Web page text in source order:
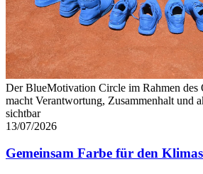
Der BlueMotivation Circle im Rahmen des
macht Verantwortung, Zusammenhalt und
sichtbar
13/07/2026
Gemeinsam Farbe für den